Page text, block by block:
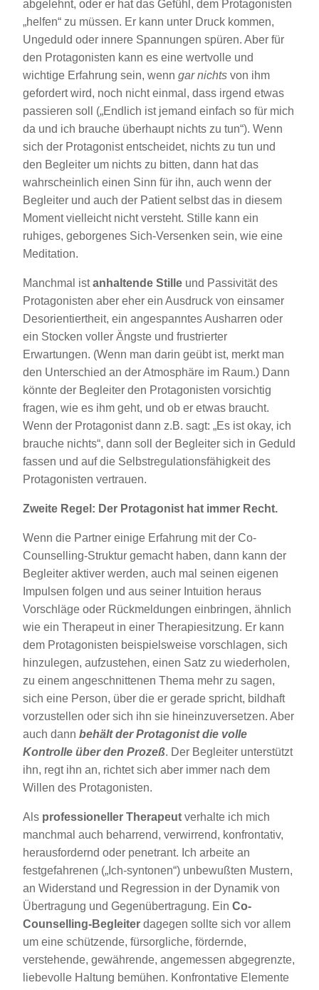
abgelehnt, oder er hat das Gefühl, dem Protagonisten
„helfen“ zu müssen. Er kann unter Druck kommen,
Ungeduld oder innere Spannungen spüren. Aber für
den Protagonisten kann es eine wertvolle und
wichtige Erfahrung sein, wenn gar nichts von ihm
gefordert wird, noch nicht einmal, dass irgend etwas
passieren soll („Endlich ist jemand einfach so für mich
da und ich brauche überhaupt nichts zu tun“). Wenn
sich der Protagonist entscheidet, nichts zu tun und
den Begleiter um nichts zu bitten, dann hat das
wahrscheinlich einen Sinn für ihn, auch wenn der
Begleiter und auch der Patient selbst das in diesem
Moment vielleicht nicht versteht. Stille kann ein
ruhiges, geborgenes Sich-Versenken sein, wie eine
Meditation.
Manchmal istanhaltende Stille und Passivität des
Protagonisten aber eher ein Ausdruck von einsamer
Desorientiertheit, ein angespanntes Ausharren oder
ein Stocken voller Ängste und frustrierter
Erwartungen. (Wenn man darin geübt ist, merkt man
den Unterschied an der Atmosphäre im Raum.) Dann
könnte der Begleiter den Protagonisten vorsichtig
fragen, wie es ihm geht, und ob er etwas braucht.
Wenn der Protagonist dann z.B. sagt: „Es ist okay, ich
brauche nichts“, dann soll der Begleiter sich in Geduld
fassen und auf die Selbstregulationsfähigkeit des
Protagonisten vertrauen.
Zweite Regel: Der Protagonist hat immer Recht.
Wenn die Partner einige Erfahrung mit der Co-
Counselling-Struktur gemacht haben, dann kann der
Begleiter aktiver werden, auch mal seinen eigenen
Impulsen folgen und aus seiner Intuition heraus
Vorschläge oder Rückmeldungen einbringen, ähnlich
wie ein Therapeut in einer Therapiesitzung. Er kann
dem Protagonisten beispielsweise vorschlagen, sich
hinzulegen, aufzustehen, einen Satz zu wiederholen,
zu einem angeschnittenen Thema mehr zu sagen,
sich eine Person, über die er gerade spricht, bildhaft
vorzustellen oder sich ihn sie hineinzuversetzen. Aber
auch dann behält der Protagonist die volle
Kontrolle über den Prozeß. Der Begleiter unterstützt
ihn, regt ihn an, richtet sich aber immer nach dem
Willen des Protagonisten.
Als professioneller Therapeut verhalte ich mich
manchmal auch beharrend, verwirrend, konfrontativ,
herausfordernd oder penetrant. Ich arbeite an
festgefahrenen („Ich-syntonen“) unbewußten Mustern,
an Widerstand und Regression in der Dynamik von
Übertragung und Gegenübertragung. Ein Co-
Counselling-Begleiter dagegen sollte sich vor allem
um eine schützende, fürsorgliche, fördernde,
verstehende, gewährende, angemessen abgegrenzte,
liebevolle Haltung bemühen. Konfrontative Elemente